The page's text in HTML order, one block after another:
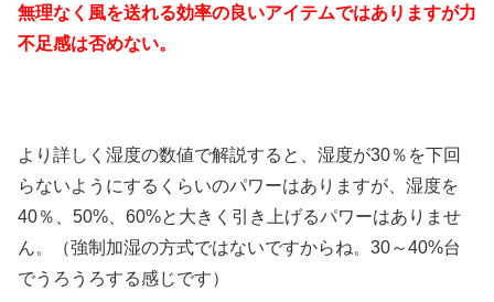
無理なく風を送れる効率の良いアイテムではありますが力
不足感は否めない。
より詳しく湿度の数値で解説すると、湿度が30％を下回
らないようにするくらいのパワーはありますが、湿度を
40％、50%、60%と大きく引き上げるパワーはありませ
ん。（強制加湿の方式ではないですからね。30～40%台
でうろうろする感じです）